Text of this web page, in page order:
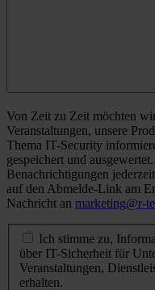
Von Zeit zu Zeit möchten
Veranstaltungen, unsere
Thema IT-Security
gespeichert und
Benachrichtigungen
auf den Abmelde-Link am
Nachricht an marketing@r-
Ich stimme zu,
über IT-Sicherheit für
Veranstaltungen,
erhalten.